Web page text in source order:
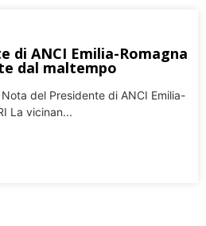
di ANCI Emilia-Romagna
dal maltempo
del Presidente di ANCI Emilia-
La vicinan...